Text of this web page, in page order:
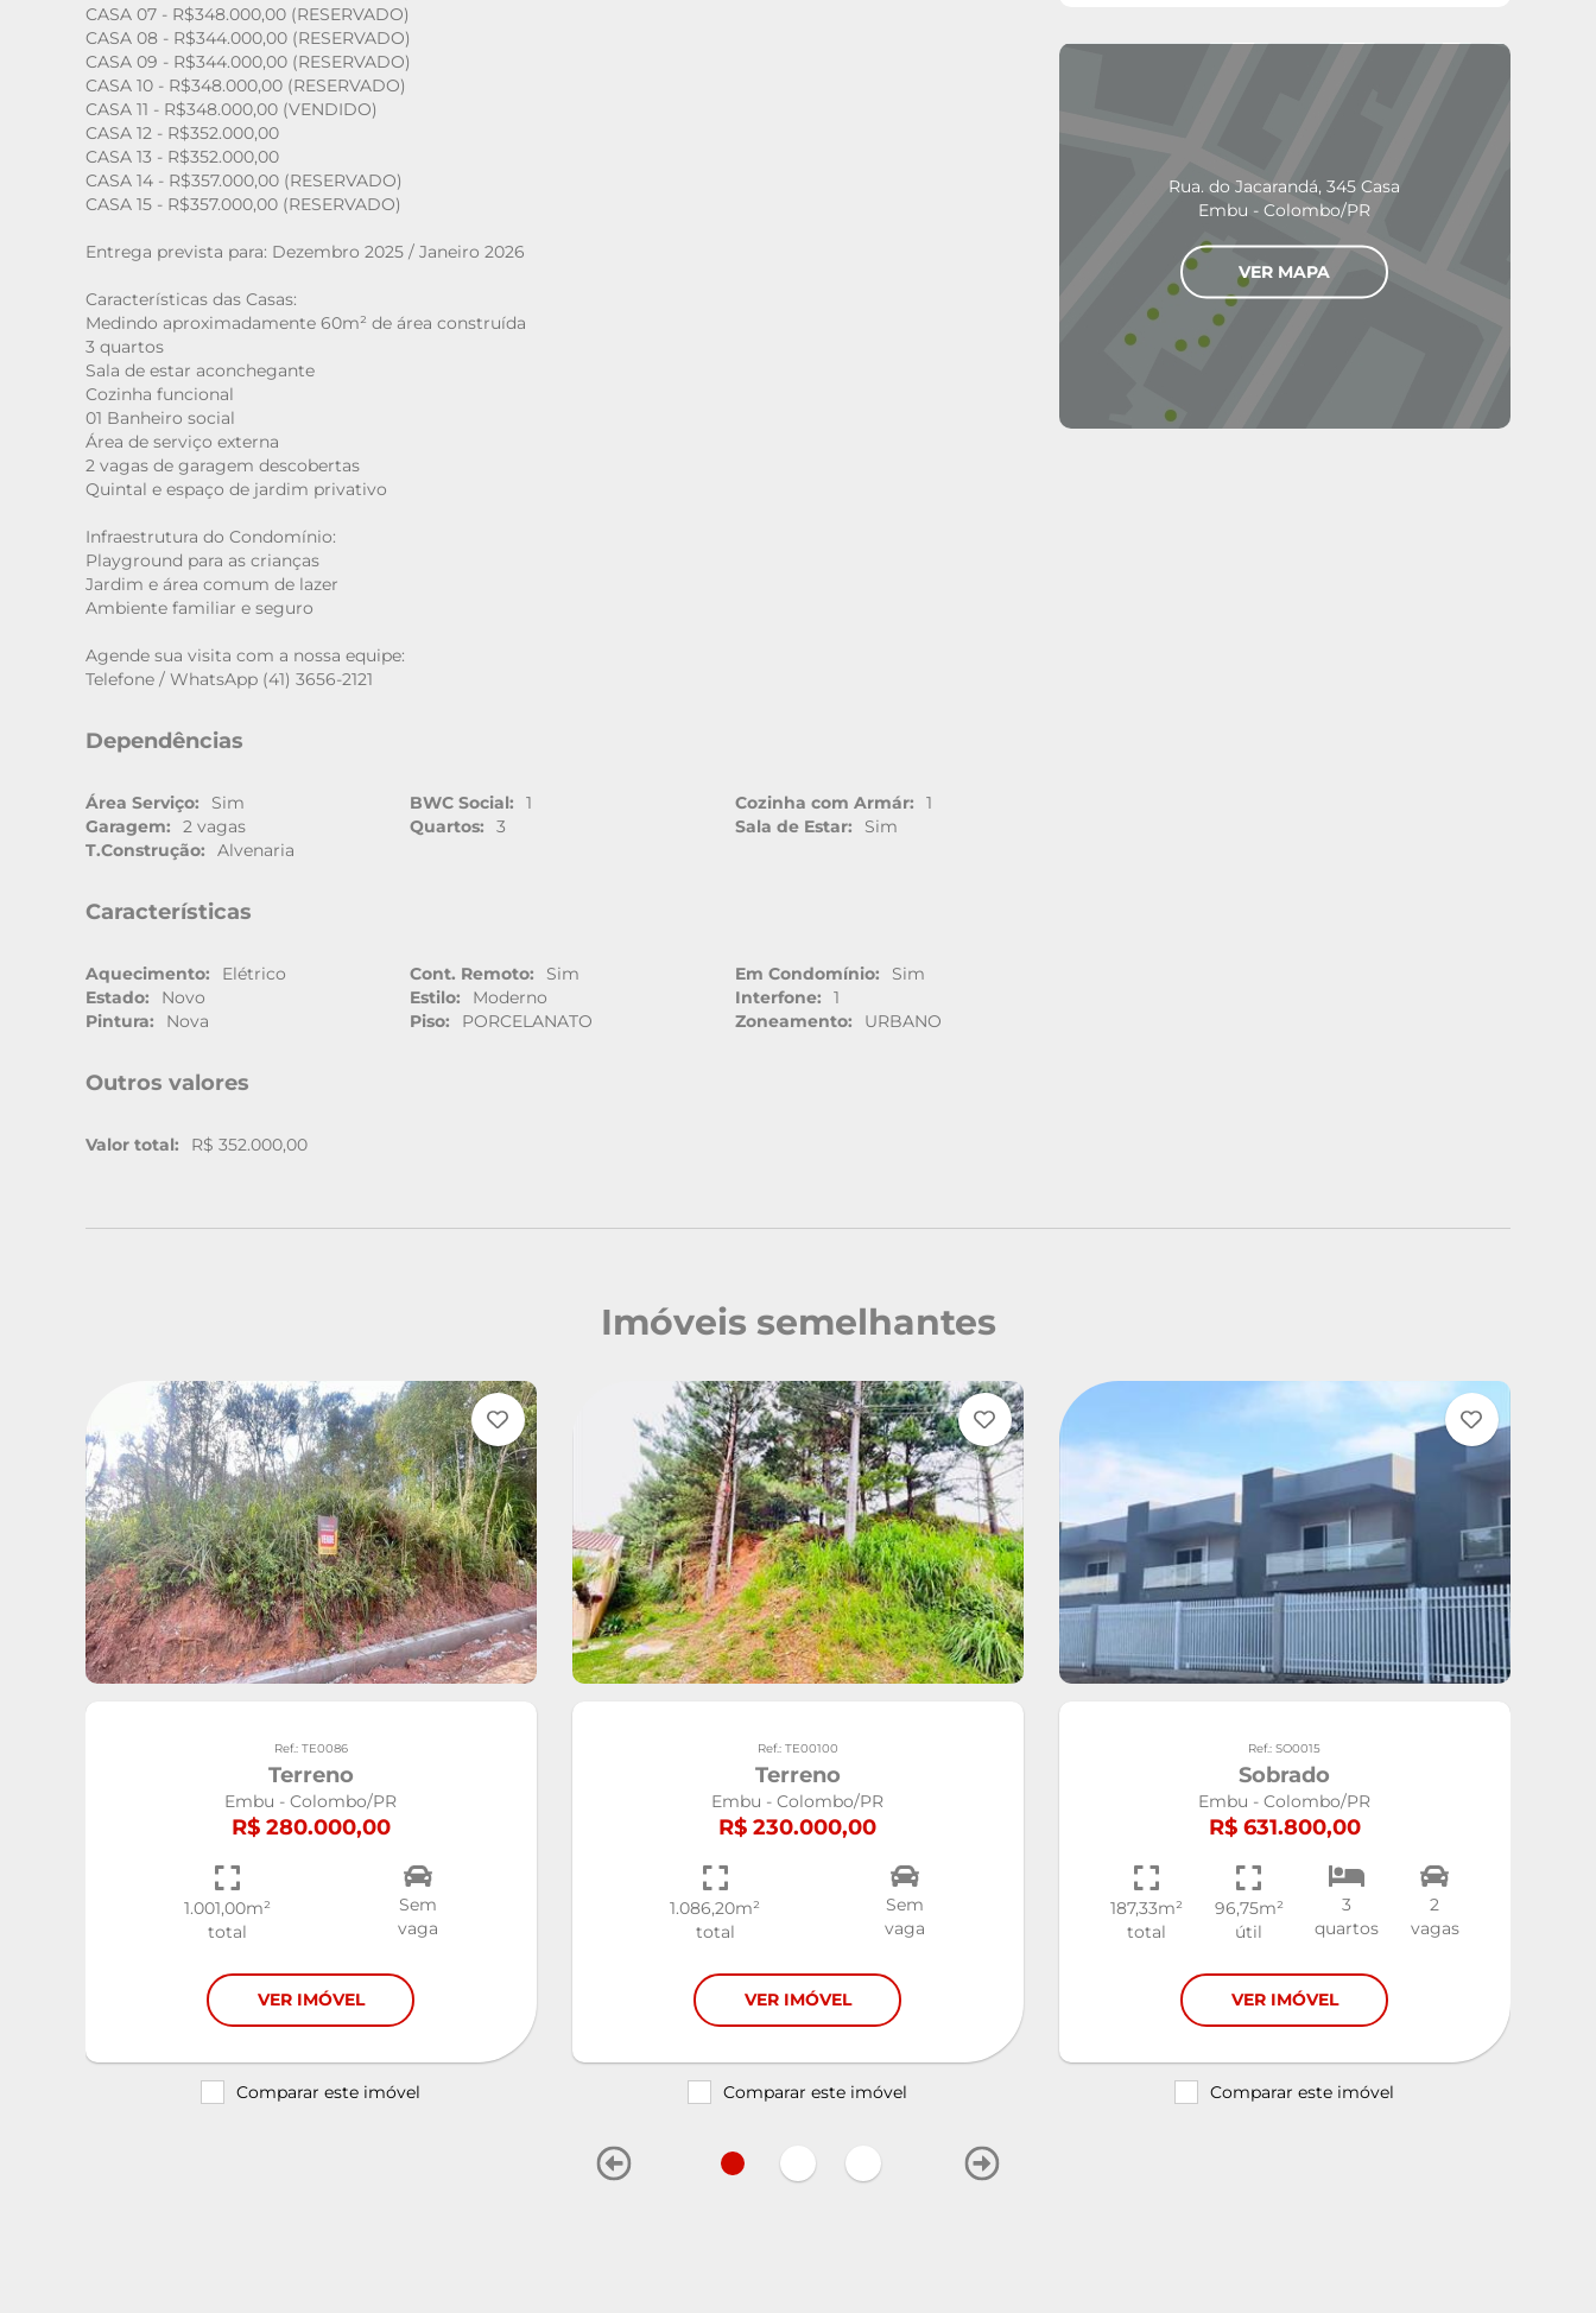
CASA 07 - R$348.000,00 (RESERVADO)
CASA 08 - R$344.000,00 (RESERVADO)
CASA 09 - R$344.000,00 (RESERVADO)
CASA 10 - R$348.000,00 (RESERVADO)
CASA 11 - R$348.000,00 (VENDIDO)
CASA 12 - R$352.000,00
CASA 13 - R$352.000,00
CASA 14 - R$357.000,00 (RESERVADO)
CASA 15 - R$357.000,00 (RESERVADO)
Entrega prevista para: Dezembro 2025 / Janeiro 2026
Características das Casas:
Medindo aproximadamente 60m² de área construída
3 quartos
Sala de estar aconchegante
Cozinha funcional
01 Banheiro social
Área de serviço externa
2 vagas de garagem descobertas
Quintal e espaço de jardim privativo
Infraestrutura do Condomínio:
Playground para as crianças
Jardim e área comum de lazer
Ambiente familiar e seguro
Agende sua visita com a nossa equipe:
Telefone / WhatsApp (41) 3656-2121
Dependências
Área Serviço: Sim BWC Social: 1 Cozinha com Armár:
1
Garagem:
2 vagas Quartos: 3 Sala de Estar:
Sim
T.Construção:
Alvenaria
Características
Aquecimento: Elétrico Cont. Remoto: Sim Em Condomínio:
Sim
Estado:
Novo Estilo: Moderno Interfone:
1
Pintura:
Nova Piso: PORCELANATO Zoneamento: URBANO
Outros valores
Valor total: R$ 352.000,00
Rua. do Jacarandá, 345 Casa
Embu - Colombo/PR
VER MAPA
Imóveis semelhantes
Ref.: TE0086
Terreno
Embu - Colombo/PR
R$ 280.000,00
1.001,00m²
total
Sem
vaga
VER IMÓVEL
Comparar este imóvel
Ref.: TE00100
Terreno
Embu - Colombo/PR
R$ 230.000,00
1.086,20m²
total
Sem
vaga
VER IMÓVEL
Comparar este imóvel
Ref.: SO0015
Sobrado
Embu - Colombo/PR
R$ 631.800,00
187,33m²
total
96,75m²
útil
3
quartos
2
vagas
VER IMÓVEL
Comparar este imóvel